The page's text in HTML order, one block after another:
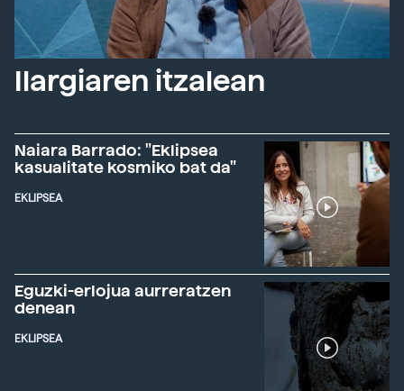
Ilargiaren itzalean
Naiara Barrado: "Eklipsea
kasualitate kosmiko bat da"
EKLIPSEA
Eguzki-erlojua aurreratzen
denean
EKLIPSEA